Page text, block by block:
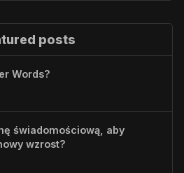
posts
Words?
świadomościową, aby
wzrost?